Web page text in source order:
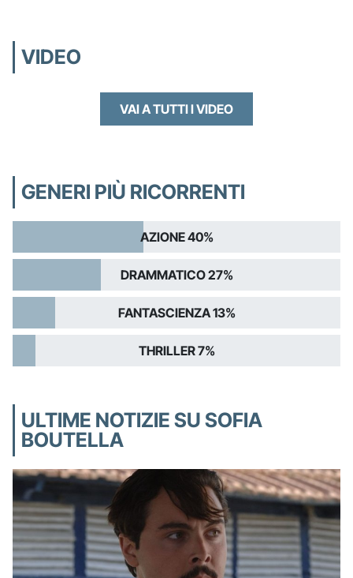
VIDEO
VAI A TUTTI I VIDEO
GENERI PIÙ RICORRENTI
AZIONE 40%
DRAMMATICO 27%
FANTASCIENZA 13%
THRILLER 7%
ULTIME NOTIZIE SU SOFIA
BOUTELLA